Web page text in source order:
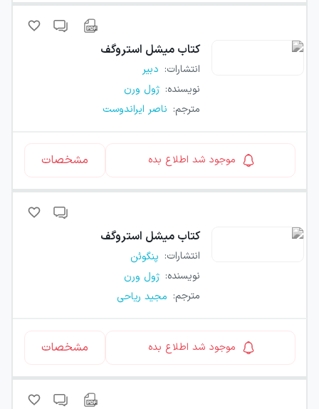
کتاب میشل استروگف
انتشارات: دبیر
نویسنده: ژول ورن
مترجم: ناصر ایراندوست
موجود شد اطلاع بده مشخصات
کتاب میشل استروگف
انتشارات: پنگوئن
نویسنده: ژول ورن
مترجم: مجید ریاحی
موجود شد اطلاع بده مشخصات